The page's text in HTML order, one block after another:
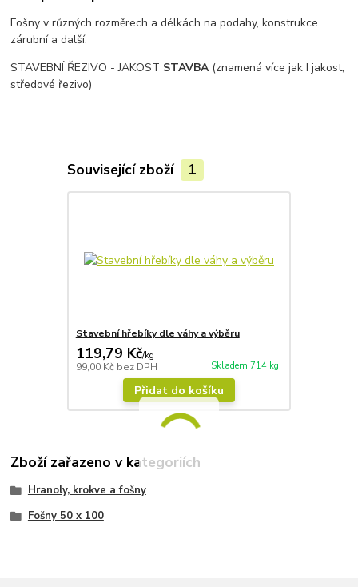
Fošny v různých rozměrech a délkách na podahy, konstrukce
zárubní a další.
STAVEBNÍ ŘEZIVO - JAKOST STAVBA (znamená více jak I jakost,
středové řezivo)
Související zboží 1
Stavební hřebíky dle váhy a výběru
119,79 Kč/kg
99,00 Kč bez DPH Skladem 714 kg
Přidat do košíku
Zboží zařazeno v kategoriích
Hranoly, krokve a fošny
Fošny 50 x 100